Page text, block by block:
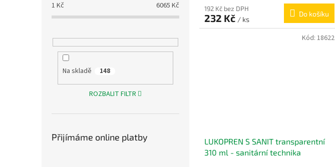
1 Kč 6065 Kč
Na skladě 148
ROZBALIT FILTR
Přijímáme online platby
192 Kč bez DPH
232 Kč / ks
Do košíku
LUKOPREN S SANIT transparentní
310 ml - sanitární technika
Kód: 18622